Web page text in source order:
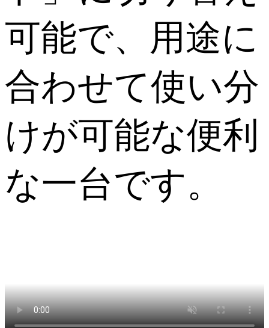
可能で、用途に
合わせて使い分
けが可能な便利
な一台です。